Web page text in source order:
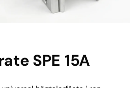
SPE 15A